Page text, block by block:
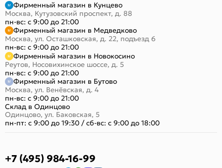
Фирменный магазин в Кунцево
Москва, Кутузовский проспект, д. 88
пн-вс: с 9:00 до 21:00
Фирменный магазин в Медведково
Москва, ул. Осташковская, д. 22, подъезд 6
пн-вс: с 9:00 до 21:00
Фирменный магазин в Новокосино
Реутов, Носовихинское шоссе, д. 5
пн-вс: с 9:00 до 21:00
Фирменный магазин в Бутово
Москва, ул. Венёвская, д. 4
пн-вс: с 9:00 до 21:00
Склад в Одинцово
Одинцово, ул. Баковская, 5
пн-пт: с 9:00 до 19:30 /сб-вс: с 9:00 до 18:00
+7 (495) 984-16-99